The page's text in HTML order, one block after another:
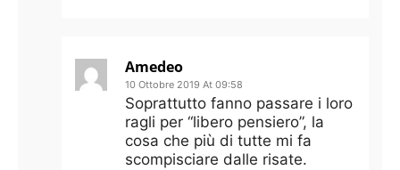
Amedeo
10 Ottobre 2019 At 09:58
Soprattutto fanno passare i loro
ragli per “libero pensiero”, la
cosa che più di tutte mi fa
scompisciare dalle risate.